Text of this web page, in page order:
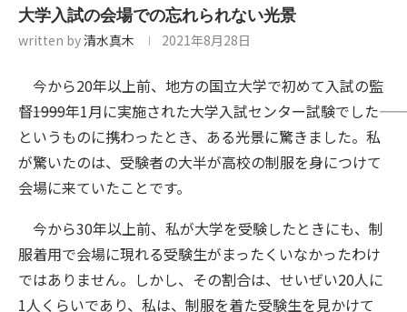
大学入試の会場での忘れられない光景
written by清水真木 2021年8月28日
今から20年以上前、地方の国立大学で初めて入試の監
督――1999年1月に実施された大学入試センター試験でした――
というものに携わったとき、ある光景に驚きました。私
が驚いたのは、受験者の大半が高校の制服を身につけて
会場に来ていたことです。
今から30年以上前、私が大学を受験したときにも、制
服着用で会場に現れる受験生がまったくいなかったわけ
ではありません。しかし、その割合は、せいぜい20人に
1人くらいであり、私は、制服を着た受験生を見かけて